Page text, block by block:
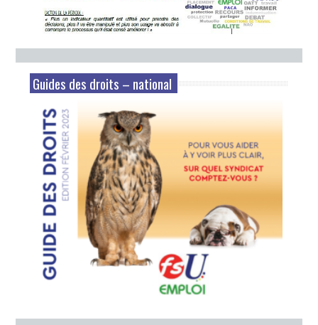
Guides des droits – national